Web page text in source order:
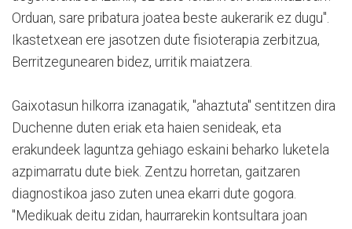
Orduan, sare pribatura joatea beste aukerarik ez dugu".
Ikastetxean ere jasotzen dute fisioterapia zerbitzua,
Berritzegunearen bidez, urritik maiatzera.
Gaixotasun hilkorra izanagatik, "ahaztuta" sentitzen dira
Duchenne duten eriak eta haien senideak, eta
erakundeek laguntza gehiago eskaini beharko luketela
azpimarratu dute biek. Zentzu horretan, gaitzaren
diagnostikoa jaso zuten unea ekarri dute gogora.
"Medikuak deitu zidan, haurrarekin kontsultara joan